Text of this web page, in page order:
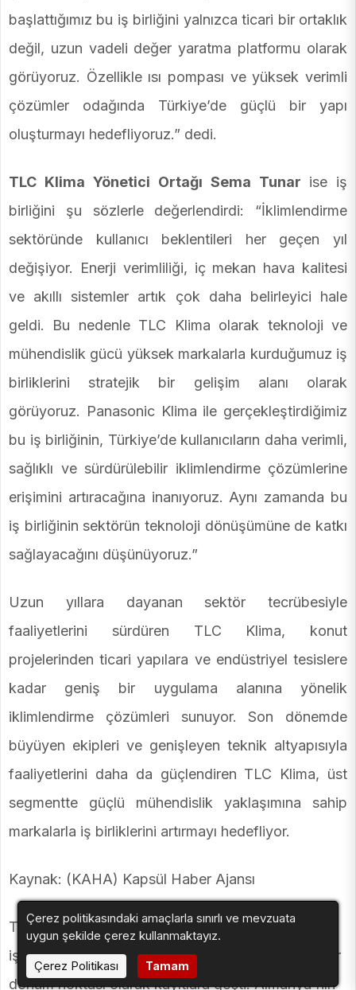
başlattığımız bu iş birliğini yalnızca ticari bir ortaklık
değil, uzun vadeli değer yaratma platformu olarak
görüyoruz. Özellikle ısı pompası ve yüksek verimli
çözümler odağında Türkiye’de güçlü bir yapı
oluşturmayı hedefliyoruz.” dedi.
TLC Klima Yönetici Ortağı Sema Tunar ise iş
birliğini şu sözlerle değerlendirdi: “İklimlendirme
sektöründe kullanıcı beklentileri her geçen yıl
değişiyor. Enerji verimliliği, iç mekan hava kalitesi
ve akıllı sistemler artık çok daha belirleyici hale
geldi. Bu nedenle TLC Klima olarak teknoloji ve
mühendislik gücü yüksek markalarla kurduğumuz iş
birliklerini stratejik bir gelişim alanı olarak
görüyoruz. Panasonic Klima ile gerçekleştirdiğimiz
bu iş birliğinin, Türkiye’de kullanıcıların daha verimli,
sağlıklı ve sürdürülebilir iklimlendirme çözümlerine
erişimini artıracağına inanıyoruz. Aynı zamanda bu
iş birliğinin sektörün teknoloji dönüşümüne de katkı
sağlayacağını düşünüyoruz.”
Uzun yıllara dayanan sektör tecrübesiyle
faaliyetlerini sürdüren TLC Klima, konut
projelerinden ticari yapılara ve endüstriyel tesislere
kadar geniş bir uygulama alanına yönelik
iklimlendirme çözümleri sunuyor. Son dönemde
büyüyen ekipleri ve genişleyen teknik altyapısıyla
faaliyetlerini daha da güçlendiren TLC Klima, üst
segmentte güçlü mühendislik yaklaşımına sahip
markalarla iş birliklerini artırmayı hedefliyor.
Kaynak: (KAHA) Kapsül Haber Ajansı
TLC Klima ve Panasonic Klima arasındaki stratejik
iş birliği, Türkiye iklimlendirme pazarında önemli bir
dönüm noktası olarak kayıtlara geçti. Almanya'nın
Çerez politikasındaki amaçlarla sınırlı ve mevzuata
uygun şekilde çerez kullanmaktayız.
Çerez Politikası
Tamam